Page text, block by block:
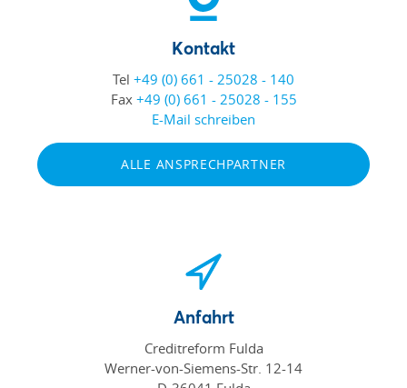
Kontakt
Tel +49 (0) 661 - 25028 - 140
Fax +49 (0) 661 - 25028 - 155
E-Mail schreiben
ALLE ANSPRECHPARTNER
Anfahrt
Creditreform Fulda
Werner-von-Siemens-Str. 12-14